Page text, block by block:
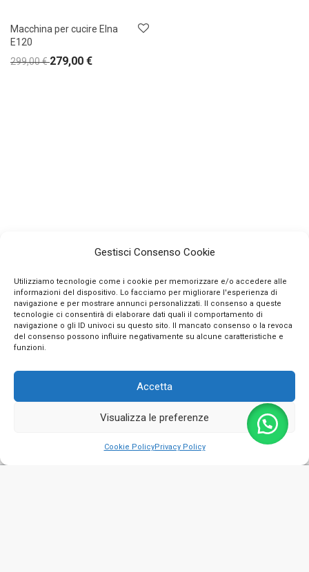
Gestisci Consenso Cookie
Utilizziamo tecnologie come i cookie per memorizzare e/o accedere alle
informazioni del dispositivo. Lo facciamo per migliorare l'esperienza di
navigazione e per mostrare annunci personalizzati. Il consenso a queste
tecnologie ci consentirà di elaborare dati quali il comportamento di
navigazione o gli ID univoci su questo sito. Il mancato consenso o la revoca
del consenso possono influire negativamente su alcune caratteristiche e
funzioni.
Accetta
Visualizza le preferenze
Cookie PolicyPrivacy Policy
Macchina per cucire Elna
E120
299,00€ 279,00 €
INFO
SEGUICI SUI SOCIAL